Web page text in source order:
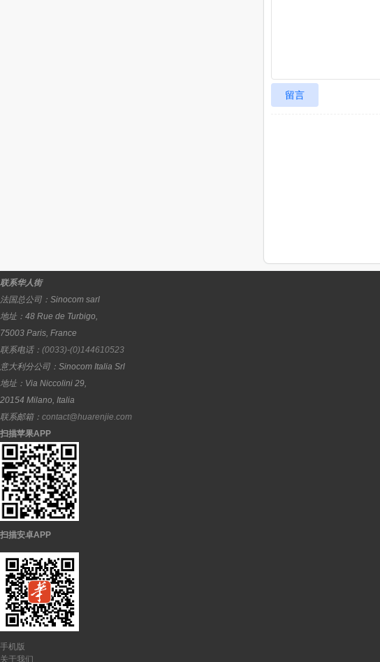
留言
联系华人街
法国总公司： Sinocom sarl
地址： 48 Rue de Turbigo,
75003 Paris, France
联系电话： (0033)-(0)144610523
意大利分公司： Sinocom Italia Srl
地址： Via Niccolini 29,
20154 Milano, Italia
联系邮箱： contact@huarenjie.com
扫描苹果APP
扫描安卓APP
手机版
关于我们